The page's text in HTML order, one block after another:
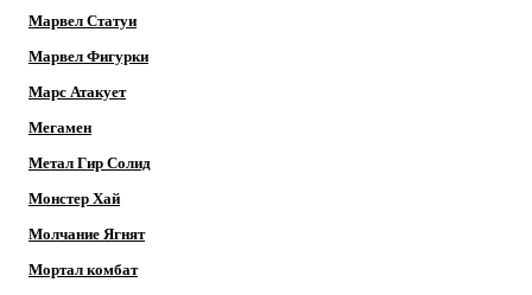
Марвел Статуи
Марвел Фигурки
Марс Атакует
Мегамен
Метал Гир Солид
Монстер Хай
Молчание Ягнят
Мортал комбат